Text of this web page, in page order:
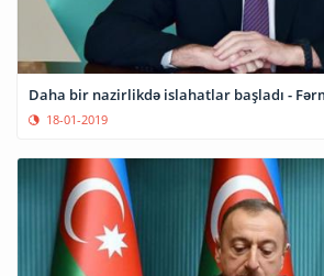
Daha bir nazirlikdə islahatlar başladı -
18-01-2019